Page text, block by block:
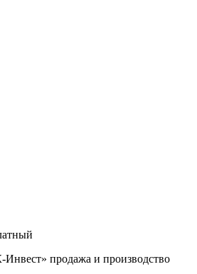
продажа и производство